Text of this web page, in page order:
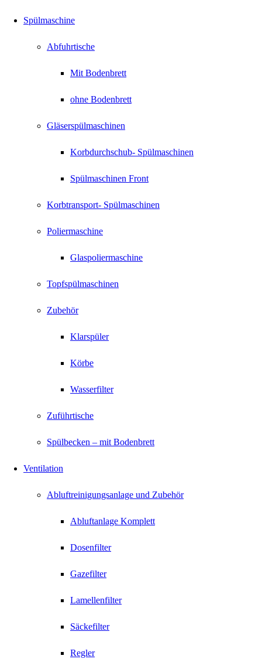
Spülmaschine
Abfuhrtische
Mit Bodenbrett
ohne Bodenbrett
Gläserspülmaschinen
Korbdurchschub- Spülmaschinen
Spülmaschinen Front
Korbtransport- Spülmaschinen
Poliermaschine
Glaspoliermaschine
Topfspülmaschinen
Zubehör
Klarspüler
Körbe
Wasserfilter
Zuführtische
Spülbecken – mit Bodenbrett
Ventilation
Abluftreinigungsanlage und Zubehör
Abluftanlage Komplett
Dosenfilter
Gazefilter
Lamellenfilter
Säckefilter
Regler